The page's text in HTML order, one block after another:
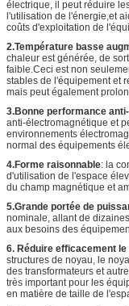
électrique, il peut réduire
l'utilisation de l'énergie,et
coûts d'exploitation de
2.Température basse
chaleur est générée, de
faible.Ceci est non
stables de l'équipement et
mais peut également
3.Bonne performance
anti-électromagnétique et
environnements
normal des équipements
4.Forme raisonnable: la
d'utilisation de l'espace
du champ magnétique et
5.Grande portée de
nominale, allant de
aux besoins des
6. Réduire efficacement
structures de noyau, le
des transformateurs et
très important pour les
en matière de taille de